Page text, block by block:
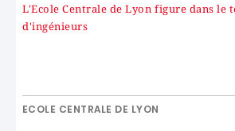
L'Ecole Centrale de Lyon figure dans le
d'ingénieurs
ECOLE CENTRALE DE LYON